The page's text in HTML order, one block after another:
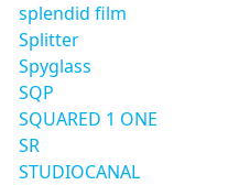
splendid film
Splitter
Spyglass
SQP
SQUARED 1 ONE
SR
STUDIOCANAL